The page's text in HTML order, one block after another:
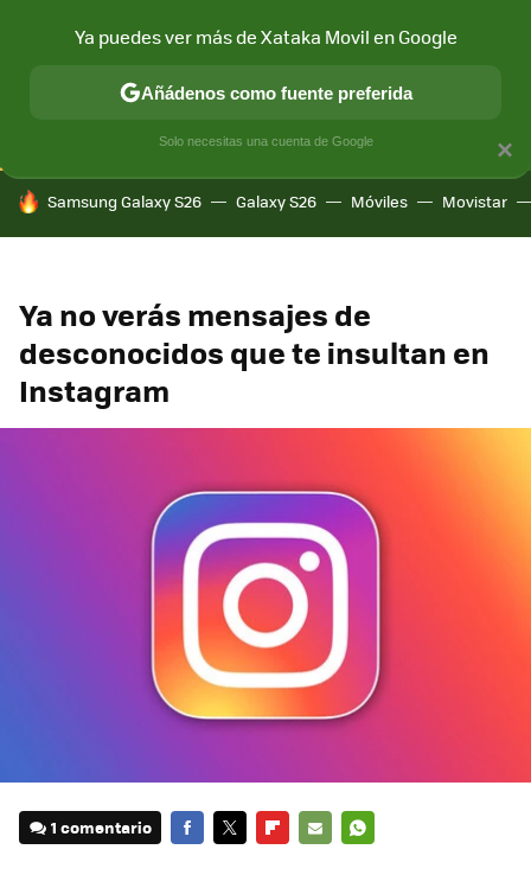
CONECTIVIDAD MÓVIL Y SOCIEDAD APLICACIONES
HOY SE HABLA DE
Samsung Galaxy S26 Galaxy S26 Móviles Movistar
Ya no verás mensajes de
desconocidos que te insultan en
Instagram
1 comentario
×
Ya puedes ver más de Xataka Movil en Google
Añádenos como fuente preferida
Solo necesitas una cuenta de Google